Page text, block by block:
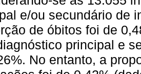
e/ou secundário de
de óbitos foi de
principal e
No entanto, a